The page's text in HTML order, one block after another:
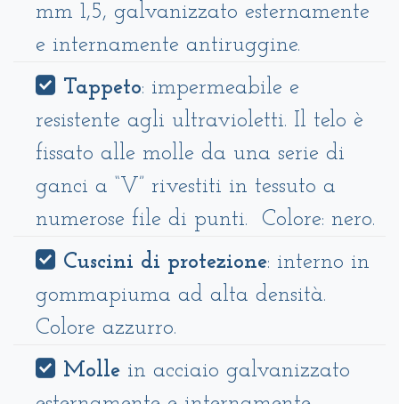
mm 1,5, galvanizzato esternamente
e internamente antiruggine.
Tappeto: impermeabile e
resistente agli ultravioletti. Il telo è
fissato alle molle da una serie di
ganci a “V” rivestiti in tessuto a
numerose file di punti. Colore: nero.
Cuscini di protezione: interno in
gommapiuma ad alta densità.
Colore azzurro.
Molle in acciaio galvanizzato